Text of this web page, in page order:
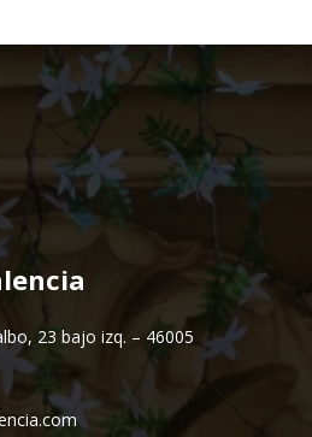
23 bajo izq. – 46005